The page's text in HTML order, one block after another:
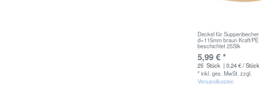
Deckel für Suppenbecher
d=115mm braun Kraft/PE
beschichtet 25Stk
5,99 € *
25 Stück | 0,24 € / Stück
*inkl. ges. MwSt. zzgl.
Versandkosten